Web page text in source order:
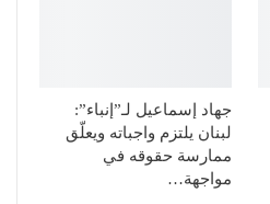
جهاد إسماعيل لـ”إنباء”:
لبنان يلتزم واجباته ويعلّق
ممارسة حقوقه في
مواجهة…